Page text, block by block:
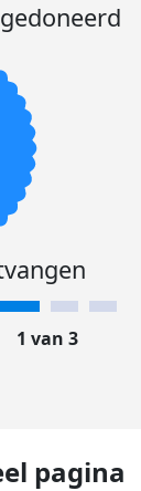
1 van 3
pagina